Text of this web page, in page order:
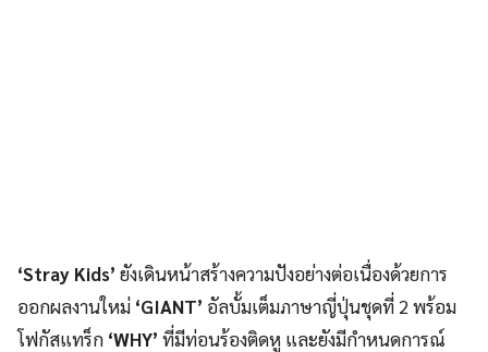
‘Stray Kids’ ยังเดินหน้าสร้างความปังอย่างต่อเนื่องด้วยการ
ออกผลงานใหม่ ‘GIANT’ อัลบั้มเต็มภาษาญี่ปุ่นชุดที่ 2 พร้อม
โฟกัสแทร็ก ‘WHY’ ที่มีท่อนร้องติดหู และยังมีกำหนดการณ์